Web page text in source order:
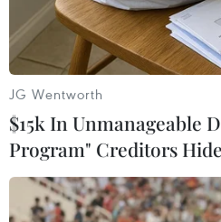
thành phố Hà Nội tổ
giáo kỷ niệm 1000 năm
chương trình"Kiều bào
hướng về Đại lễ."
Tham dự buổi lễ có Đại
Phổ Tuệ, Đức Pháp chủ
Giáo hội Phật giáo Việt
Thượng tọa, Đại đức,
JG Wentworth
$15k In Unmanageable
Program" Creditors